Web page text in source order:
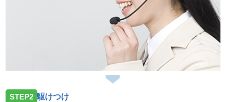
STEP2 駆けつけ